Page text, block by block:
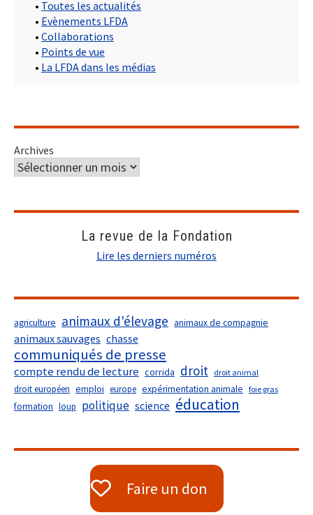
• Toutes les actualités
• Evènements LFDA
• Collaborations
• Points de vue
• La LFDA dans les médias
Archives
La revue de la Fondation
Lire les derniers numéros
agriculture animaux d'élevage animaux de compagnie
animaux sauvages chasse
communiqués de presse
compte rendu de lecture corrida droit droit animal
droit européen emploi europe expérimentation animale foie gras
formation loup politique science éducation
Faire un don